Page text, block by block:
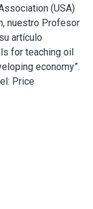
(USA)
nuestro Profesor
artículo
for teaching oil
economy”.
Price